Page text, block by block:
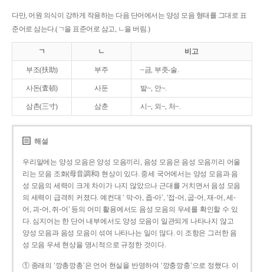
다만, 어원 의식이 강하게 작용하는 다음 단어에서는 양성 모음 형태를 그대로 표
준어로 삼는다.(ㄱ을 표준어로 삼고, ㄴ을 버림.)
ㄱ ㄴ 비고
부조(扶助) 부주 ~금, 부좃-술.
사돈(査頓) 사둔 밭~, 안~.
삼촌(三寸) 삼춘 시~, 외~, 처~.
해설
우리말에는 양성 모음은 양성 모음끼리, 음성 모음은 음성 모음끼리 어울
리는 모음 조화(母音調和) 현상이 있다. 중세 국어에서는 양성 모음과 음
성 모음의 세력이 크게 차이가 나지 않았으나 근대를 거치면서 음성 모음
의 세력이 급격히 커졌다. 예컨대 ‘ 막-아, 좁-아’, ‘접-어, 굽-어, 재-어, 세-
어, 괴-어, 쥐-어’ 등의 어미 활용에서도 음성 모음의 우세를 확인할 수 있
다. 심지어는 한 단어 내부에서도 양성 모음이 일관되게 나타나지 않고
양성 모음과 음성 모음이 섞여 나타나는 일이 많다. 이 조항은 그러한 음
성 모음 우세 현상을 명시적으로 규정한 것이다.
① 종래의 ‘깡총깡총’은 언어 현실을 반영하여 ‘깡충깡충’으로 정했다. 이